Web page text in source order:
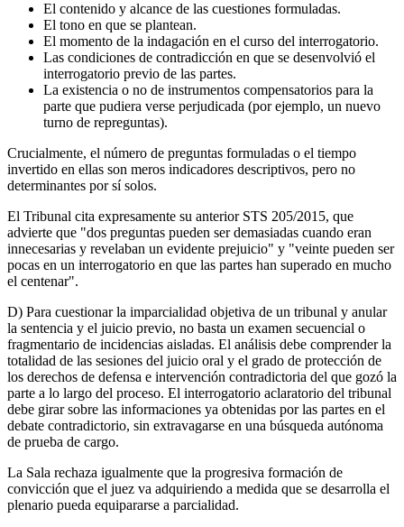
El contenido y alcance de las cuestiones formuladas.
El tono en que se plantean.
El momento de la indagación en el curso del interrogatorio.
Las condiciones de contradicción en que se desenvolvió el
interrogatorio previo de las partes.
La existencia o no de instrumentos compensatorios para la
parte que pudiera verse perjudicada (por ejemplo, un nuevo
turno de repreguntas).
Crucialmente, el número de preguntas formuladas o el tiempo
invertido en ellas son meros indicadores descriptivos, pero no
determinantes por sí solos.
El Tribunal cita expresamente su anterior STS 205/2015, que
advierte que "dos preguntas pueden ser demasiadas cuando eran
innecesarias y revelaban un evidente prejuicio" y "veinte pueden ser
pocas en un interrogatorio en que las partes han superado en mucho
el centenar".
D) Para cuestionar la imparcialidad objetiva de un tribunal y anular
la sentencia y el juicio previo, no basta un examen secuencial o
fragmentario de incidencias aisladas. El análisis debe comprender la
totalidad de las sesiones del juicio oral y el grado de protección de
los derechos de defensa e intervención contradictoria del que gozó la
parte a lo largo del proceso. El interrogatorio aclaratorio del tribunal
debe girar sobre las informaciones ya obtenidas por las partes en el
debate contradictorio, sin extravagarse en una búsqueda autónoma
de prueba de cargo.
La Sala rechaza igualmente que la progresiva formación de
convicción que el juez va adquiriendo a medida que se desarrolla el
plenario pueda equipararse a parcialidad.